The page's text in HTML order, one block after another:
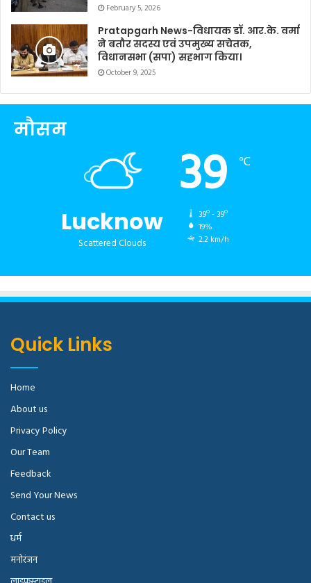
February 5, 2026
Pratapgarh News-विधायक डॉ. आर.के. वर्मा
ने बतौर सदस्य एवं उपमुख्य सचेतक,
विधानसभा (सपा) सहभाग किया।
October 9, 2025
मौसम
Lucknow
Scattered Clouds
39 ℃
39º - 39º
19%
2.2 km/h
Quick Links
Home
About us
Privacy Policy
Our Team
Feedback
Send Your News
Contact us
धर्म
मनोरंजन